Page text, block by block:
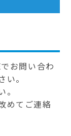
お問い合わ
。
めてご連絡